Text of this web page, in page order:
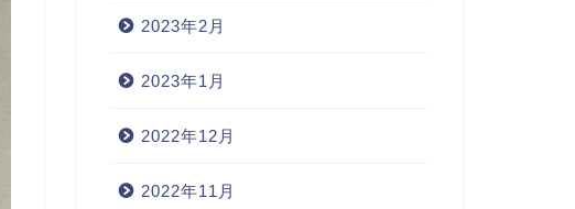
2023年2月
2023年1月
2022年12月
2022年11月